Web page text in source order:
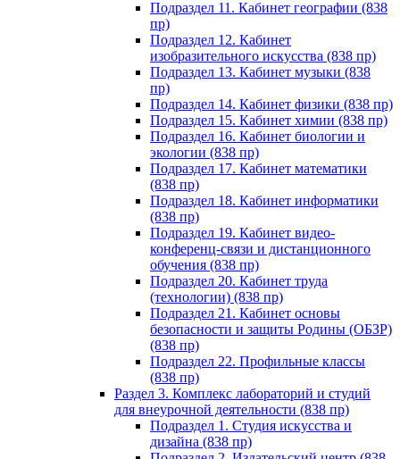
Подраздел 11. Кабинет географии (838
пр)
Подраздел 12. Кабинет
изобразительного искусства (838 пр)
Подраздел 13. Кабинет музыки (838
пр)
Подраздел 14. Кабинет физики (838 пр)
Подраздел 15. Кабинет химии (838 пр)
Подраздел 16. Кабинет биологии и
экологии (838 пр)
Подраздел 17. Кабинет математики
(838 пр)
Подраздел 18. Кабинет информатики
(838 пр)
Подраздел 19. Кабинет видео-
конференц-связи и дистанционного
обучения (838 пр)
Подраздел 20. Кабинет труда
(технологии) (838 пр)
Подраздел 21. Кабинет основы
безопасности и защиты Родины (ОБЗР)
(838 пр)
Подраздел 22. Профильные классы
(838 пр)
Раздел 3. Комплекс лабораторий и студий
для внеурочной деятельности (838 пр)
Подраздел 1. Студия искусства и
дизайна (838 пр)